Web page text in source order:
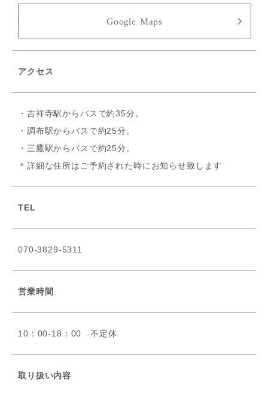
Google Maps
アクセス
・吉祥寺駅からバスで約35分。
・調布駅からバスで約25分。
・三鷹駅からバスで約25分。
＊詳細な住所はご予約された時にお知らせ致します
TEL
070-3829-5311
営業時間
10：00-18：00 不定休
取り扱い内容